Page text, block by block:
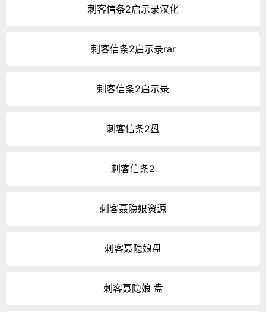
刺客信条2启示录汉化
刺客信条2启示录rar
刺客信条2启示录
刺客信条2盘
刺客信条2
刺客聂隐娘资源
刺客聂隐娘盘
刺客聂隐娘 盘